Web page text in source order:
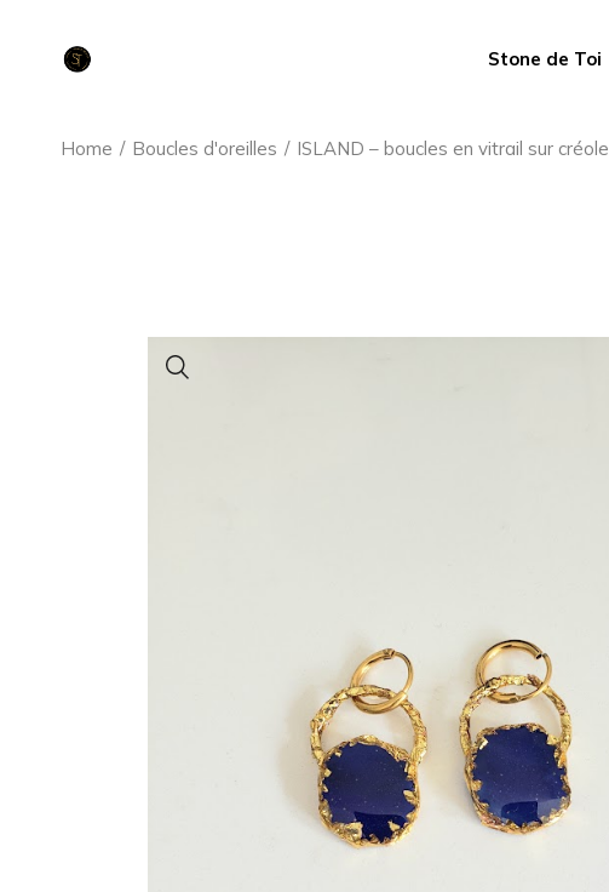
Stone de Toi
Home Boucles d'oreilles ISLAND – boucles en vitrail sur créole